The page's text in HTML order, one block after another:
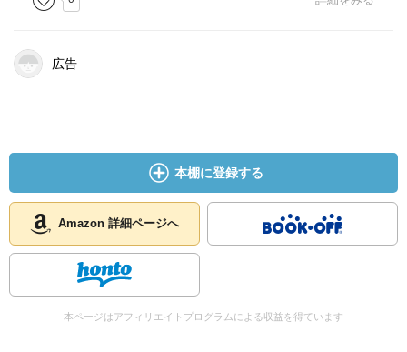
広告
本棚に登録する
Amazon 詳細ページへ
本ページはアフィリエイトプログラムによる収益を得ています